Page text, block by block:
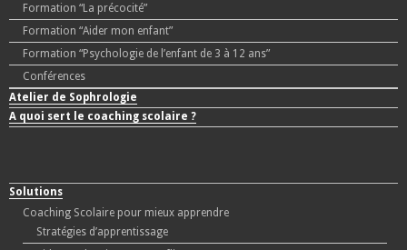
Formation “La précocité”
Formation “Aider mon enfant”
Formation “Psychologie de l’enfant de 3 à 12 ans”
Conférences
Atelier de Sophrologie
A quoi sert le coaching scolaire ?
Solutions
Coaching Scolaire pour mieux apprendre
Stratégies d’apprentissage